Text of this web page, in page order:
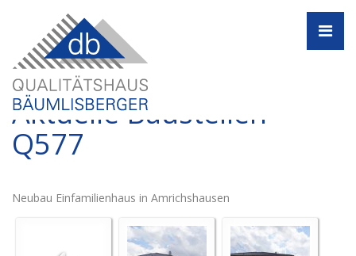
Aktuelle Baustellen -
Q577
Neubau Einfamilienhaus in Amrichshausen